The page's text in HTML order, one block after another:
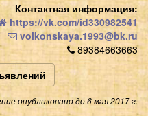
Контактная информация:
https://vk.com/id330982541
volkonskaya.1993@bk.ru
89384663663
опубликовано до 6 мая 2017 г.